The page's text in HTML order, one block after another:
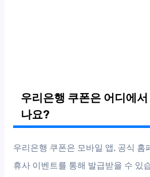
우리은행 쿠폰은 어디에
나요?
우리은행 쿠폰은 모바일 앱, 공식 홈
휴사 이벤트를 통해 발급받을 수 있